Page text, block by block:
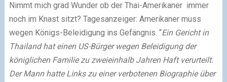
Nimmt mich grad Wunder ob der Thai-Amerikaner immer
noch im Knast sitzt? Tagesanzeiger: Amerikaner muss
wegen Königs-Beleidigung ins Gefängnis. “Ein Gericht in
Thailand hat einen US-Bürger wegen Beleidigung der
königlichen Familie zu zweieinhalb Jahren Haft verurteilt.
Der Mann hatte Links zu einer verbotenen Biographie über